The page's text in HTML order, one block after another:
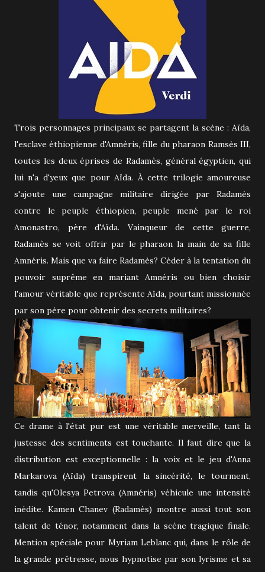
Trois personnages principaux se partagent la scène : Aïda,
l'esclave éthiopienne d'Amnéris, fille du pharaon Ramsès III,
toutes les deux éprises de Radamès, général égyptien, qui
lui n'a d'yeux que pour Aïda. À cette trilogie amoureuse
s'ajoute une campagne militaire dirigée par Radamès
contre le peuple éthiopien, peuple mené par le roi
Amonastro, père d'Aïda. Vainqueur de cette guerre,
Radamès se voit offrir par le pharaon la main de sa fille
Amnéris. Mais que va faire Radamès? Céder à la tentation du
pouvoir suprême en mariant Amnéris ou bien choisir
l'amour véritable que représente Aïda, pourtant missionnée
par son père pour obtenir des secrets militaires?
Ce drame à l'état pur est une véritable merveille, tant la
justesse des sentiments est touchante. Il faut dire que la
distribution est exceptionnelle : la voix et le jeu d'Anna
Markarova (Aïda) transpirent la sincérité, le tourment,
tandis qu'Olesya Petrova (Amnéris) véhicule une intensité
inédite. Kamen Chanev (Radamès) montre aussi tout son
talent de ténor, notamment dans la scène tragique finale.
Mention spéciale pour Myriam Leblanc qui, dans le rôle de
la grande prêtresse, nous hypnotise par son lyrisme et sa